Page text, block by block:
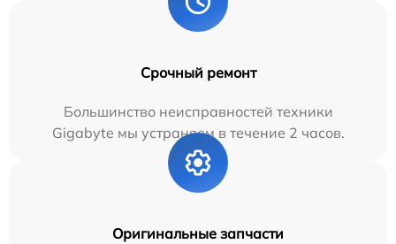
Срочный ремонт
Большинство неисправностей техники
Gigabyte мы устраняем в течение 2 часов.
Оригинальные запчасти